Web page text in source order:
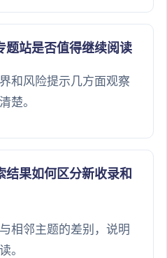
题站是否值得继续阅读
和风险提示几方面观察
楚。
结果如何区分新收录和
相邻主题的差别，说明
。